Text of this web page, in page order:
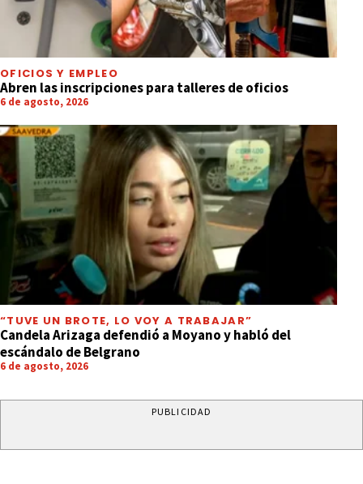
OFICIOS Y EMPLEO
Abren las inscripciones para talleres de oficios
6 de agosto, 2026
“TUVE UN BROTE, LO VOY A TRABAJAR”
Candela Arizaga defendió a Moyano y habló del
escándalo de Belgrano
6 de agosto, 2026
PUBLICIDAD